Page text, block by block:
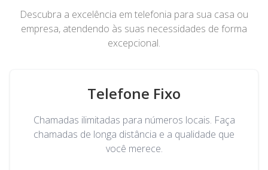
Descubra a excelência em telefonia para sua casa ou
empresa, atendendo às suas necessidades de forma
excepcional.
Telefone Fixo
Chamadas ilimitadas para números locais. Faça
chamadas de longa distância e a qualidade que
você merece.